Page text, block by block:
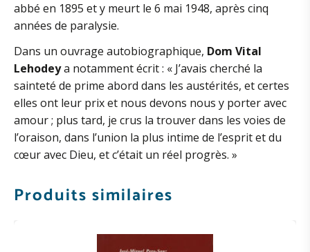
abbé en 1895 et y meurt le 6 mai 1948, après cinq
années de paralysie.
Dans un ouvrage autobiographique, Dom Vital
Lehodeya notamment écrit : « J’avais cherché la
sainteté de prime abord dans les austérités, et certes
elles ont leur prix et nous devons nous y porter avec
amour ; plus tard, je crus la trouver dans les voies de
l’oraison, dans l’union la plus intime de l’esprit et du
cœur avec Dieu, et c’était un réel progrès. »
Produits similaires